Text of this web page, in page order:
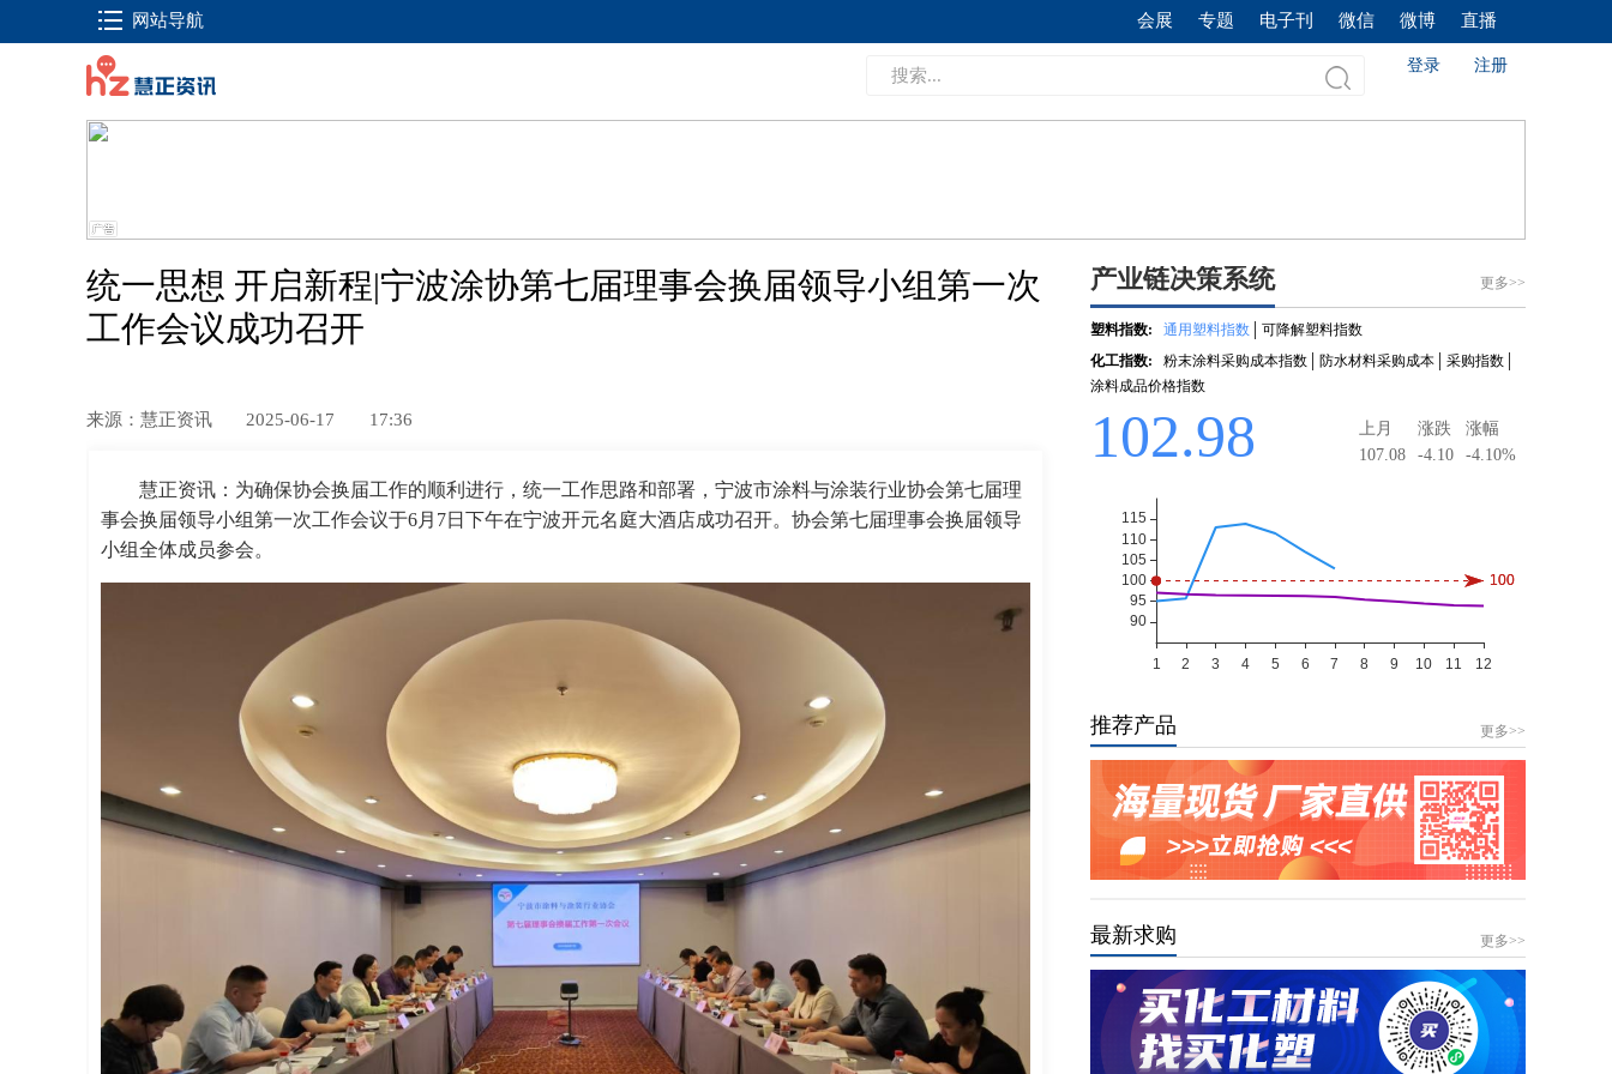
网站导航 会展 专题 电子刊 微信 微博 直播
登录 注册
统一思想 开启新程|宁波涂协第七届理事会换届领导小组第一次
工作会议成功召开
来源：慧正资讯 2025-06-17 17:36
慧正资讯：为确保协会换届工作的顺利进行，统一工作思路和部署，宁波市涂料与涂装行业协会第七届理
事会换届领导小组第一次工作会议于6月7日下午在宁波开元名庭大酒店成功召开。协会第七届理事会换届领导
小组全体成员参会。
推荐产品 更多>>
最新求购 更多>>